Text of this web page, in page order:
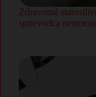
Zdravotná
sprievodca